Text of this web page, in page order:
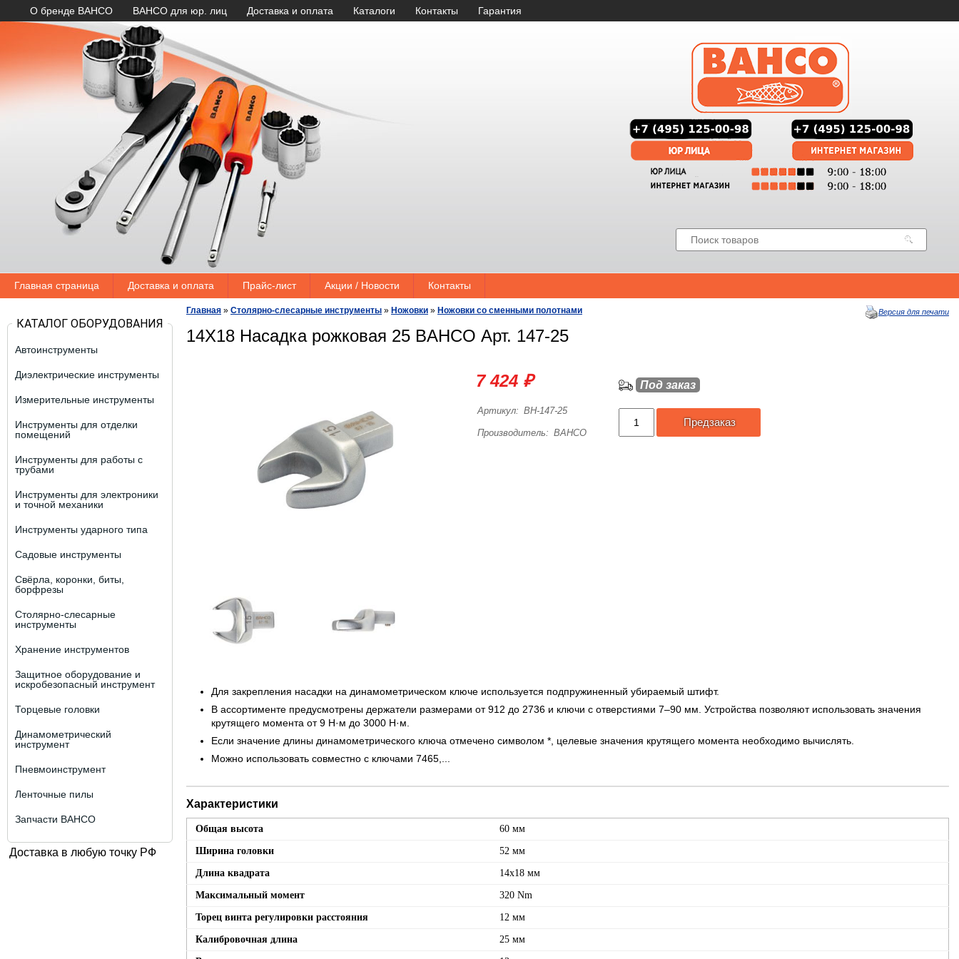
О бренде BAHCO BAHCO для юр. лиц Доставка и оплата Каталоги Контакты Гарантия
Главная страница Доставка и оплата Прайс-лист Акции / Новости Контакты
КАТАЛОГ ОБОРУДОВАНИЯ
Автоинструменты
Диэлектрические инструменты
Измерительные инструменты
Инструменты для отделки
помещений
Инструменты для работы с
трубами
Инструменты для электроники
и точной механики
Инструменты ударного типа
Садовые инструменты
Свёрла, коронки, биты,
борфрезы
Столярно-слесарные
инструменты
Хранение инструментов
Защитное оборудование и
искробезопасный инструмент
Торцевые головки
Динамометрический
инструмент
Пневмоинструмент
Ленточные пилы
Запчасти BAHCO
Доставка в любую точку РФ
Главная » Столярно-слесарные инструменты » Ножовки » Ножовки со сменными полотнами Версия для печати
14X18 Насадка рожковая 25 BAHCO Арт. 147-25
7 424 ₽
Артикул: BH-147-25
Производитель: BAHCO
Под заказ
Предзаказ
Для закрепления насадки на динамометрическом ключе используется подпружиненный убираемый штифт.
В ассортименте предусмотрены держатели размерами от 912 до 2736 и ключи с отверстиями 7–90 мм. Устройства позволяют использовать значения
крутящего момента от 9 Н·м до 3000 Н·м.
Если значение длины динамометрического ключа отмечено символом *, целевые значения крутящего момента необходимо вычислять.
Можно использовать совместно с ключами 7465,...
Характеристики
Общая высота 60 мм
Ширина головки 52 мм
Длина квадрата 14x18 мм
Максимальный момент 320 Nm
Торец винта регулировки расстояния 12 мм
Калибровочная длина 25 мм